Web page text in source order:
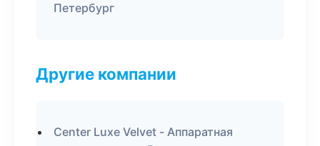
Петербург
Другие компании
Center Luxe Velvet - Аппаратная